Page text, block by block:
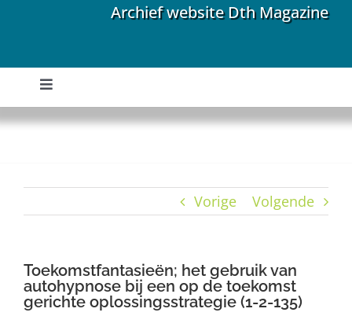
Archief website Dth Magazine
Toggle
Navigation
Home
TDT Overzicht
Vorige Volgende
Toekomstfantasieën; het gebruik van
autohypnose bij een op de toekomst
gerichte oplossingsstrategie (1-2-135)